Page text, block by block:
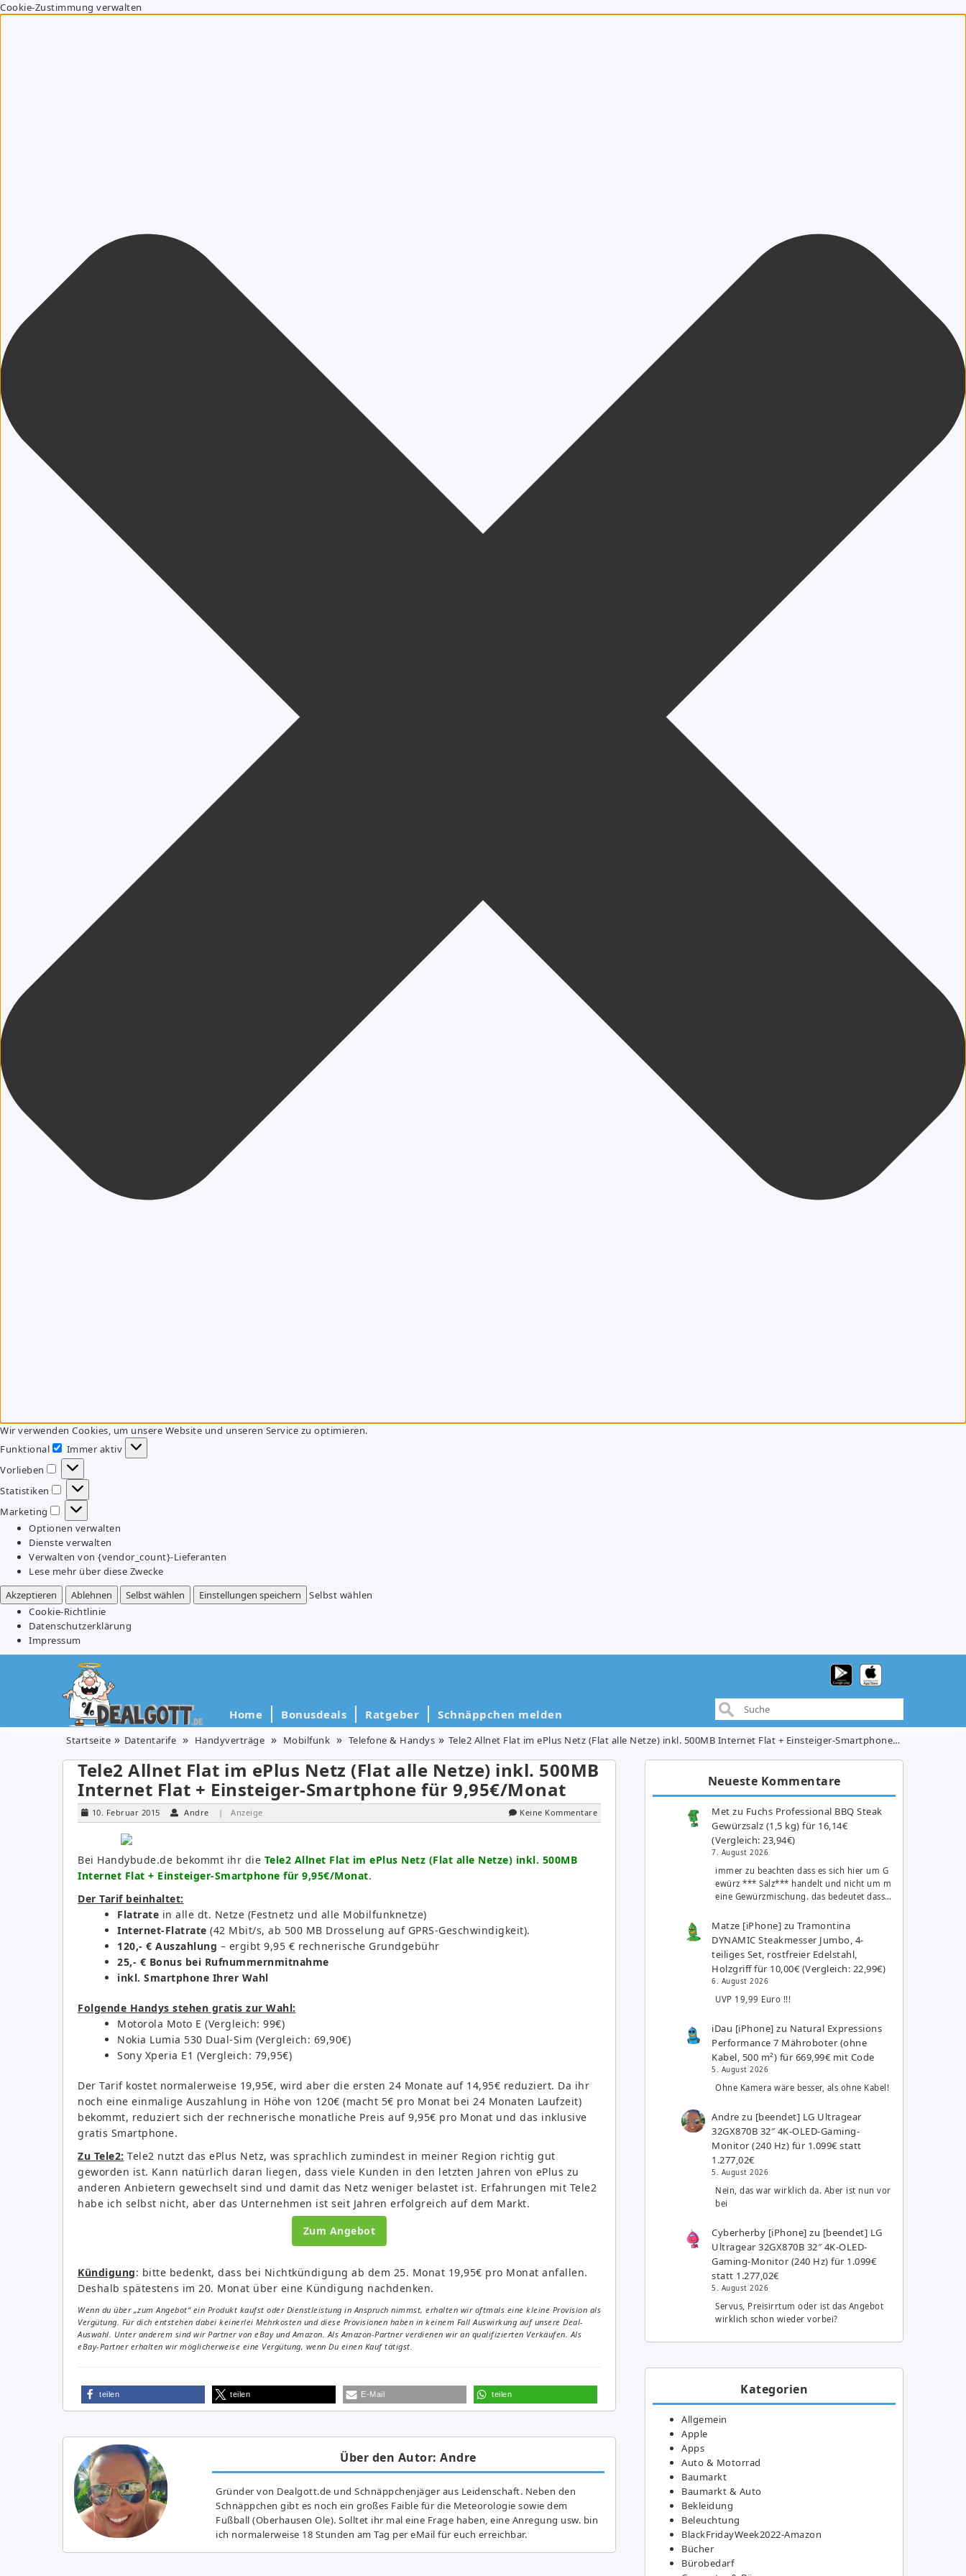
Cookie-Zustimmung verwalten
Wir verwenden Cookies, um unsere Website und unseren Service zu optimieren.
Funktional
Funktional
Immer aktiv
Vorlieben
Vorlieben
Statistiken
Statistiken
Marketing
Marketing
Optionen verwalten
Dienste verwalten
Verwalten von {vendor_count}-Lieferanten
Lese mehr über diese Zwecke
Akzeptieren
Ablehnen Selbst wählen Einstellungen speichern
Selbst wählen
Cookie-Richtlinie
Datenschutzerklärung
Impressum
Home Bonusdeals Ratgeber Schnäppchen melden
Startseite Datentarife Handyverträge Mobilfunk Telefone & Handys Tele2 Allnet Flat im ePlus Netz (Flat alle Netze) inkl. 500MB Internet Flat + Einsteiger-Smartphone für 9,95€/Monat
Tele2 Allnet Flat im ePlus Netz (Flat alle Netze) inkl. 500MB
Internet Flat + Einsteiger-Smartphone für 9,95€/Monat
10. Februar 2015 Andre | Anzeige Keine Kommentare
Bei Handybude.de bekommt ihr die Tele2 Allnet Flat im ePlus Netz (Flat alle Netze) inkl. 500MB
Internet Flat + Einsteiger-Smartphone für 9,95€/Monat.
Der Tarif beinhaltet:
Flatrate in alle dt. Netze (Festnetz und alle Mobilfunknetze)
Internet-Flatrate (42 Mbit/s, ab 500 MB Drosselung auf GPRS-Geschwindigkeit).
120,- € Auszahlung – ergibt 9,95 € rechnerische Grundgebühr
25,- € Bonus bei Rufnummernmitnahme
inkl. Smartphone Ihrer Wahl
Folgende Handys stehen gratis zur Wahl:
Motorola Moto E (Vergleich: 99€)
Nokia Lumia 530 Dual-Sim (Vergleich: 69,90€)
Sony Xperia E1 (Vergleich: 79,95€)
Der Tarif kostet normalerweise 19,95€, wird aber die ersten 24 Monate auf 14,95€ reduziert. Da ihr
noch eine einmalige Auszahlung in Höhe von 120€ (macht 5€ pro Monat bei 24 Monaten Laufzeit)
bekommt, reduziert sich der rechnerische monatliche Preis auf 9,95€ pro Monat und das inklusive
gratis Smartphone.
Zu Tele2: Tele2 nutzt das ePlus Netz, was sprachlich zumindest in meiner Region richtig gut
geworden ist. Kann natürlich daran liegen, dass viele Kunden in den letzten Jahren von ePlus zu
anderen Anbietern gewechselt sind und damit das Netz weniger belastet ist. Erfahrungen mit Tele2
habe ich selbst nicht, aber das Unternehmen ist seit Jahren erfolgreich auf dem Markt.
Zum Angebot
Kündigung: bitte bedenkt, dass bei Nichtkündigung ab dem 25. Monat 19,95€ pro Monat anfallen.
Deshalb spätestens im 20. Monat über eine Kündigung nachdenken.
Wenn du über „zum Angebot“ ein Produkt kaufst oder Dienstleistung in Anspruch nimmst, erhalten wir oftmals eine kleine Provision als
Vergütung. Für dich entstehen dabei keinerlei Mehrkosten und diese Provisionen haben in keinem Fall Auswirkung auf unsere Deal-
Auswahl. Unter anderem sind wir Partner von eBay und Amazon. Als Amazon-Partner verdienen wir an qualifizierten Verkäufen. Als
eBay-Partner erhalten wir möglicherweise eine Vergütung, wenn Du einen Kauf tätigst.
teilen teilen E-Mail teilen
Über den Autor: Andre
Gründer von Dealgott.de und Schnäppchenjäger aus Leidenschaft. Neben den
Schnäppchen gibt es noch ein großes Fai­ble für die Meteorologie sowie dem
Fußball (Oberhausen Ole). Solltet ihr mal eine Frage haben, eine Anregung usw. bin
ich normalerweise 18 Stunden am Tag per eMail für euch erreichbar.
Neueste Kommentare
Met zu Fuchs Professional BBQ Steak
Gewürzsalz (1,5 kg) für 16,14€
(Vergleich: 23,94€)
7. August 2026
immer zu beachten dass es sich hier um G
ewürz *** Salz*** handelt und nicht um m
eine Gewürzmischung. das bedeutet dass…
Matze [iPhone] zuTramontina
DYNAMIC Steakmesser Jumbo, 4-
teiliges Set, rostfreier Edelstahl,
Holzgriff für 10,00€ (Vergleich: 22,99€)
6. August 2026
UVP 19,99 Euro !!!
iDau [iPhone] zu Natural Expressions
Performance 7 Mähroboter (ohne
Kabel, 500 m²) für 669,99€ mit Code
5. August 2026
Ohne Kamera wäre besser, als ohne Kabel!
Andre zu [beendet] LG Ultragear
32GX870B 32″ 4K-OLED-Gaming-
Monitor (240 Hz) für 1.099€ statt
1.277,02€
5. August 2026
Nein, das war wirklich da. Aber ist nun vor
bei
Cyberherby [iPhone] zu [beendet] LG
Ultragear 32GX870B 32″ 4K-OLED-
Gaming-Monitor (240 Hz) für 1.099€
statt 1.277,02€
5. August 2026
Servus, Preisirrtum oder ist das Angebot
wirklich schon wieder vorbei?
Kategorien
Allgemein
Apple
Apps
Auto & Motorrad
Baumarkt
Baumarkt & Auto
Bekleidung
Beleuchtung
BlackFridayWeek2022-Amazon
Bücher
Bürobedarf